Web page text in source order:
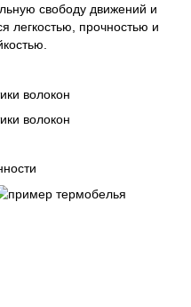
свободу движений и
легкостью, прочностью и